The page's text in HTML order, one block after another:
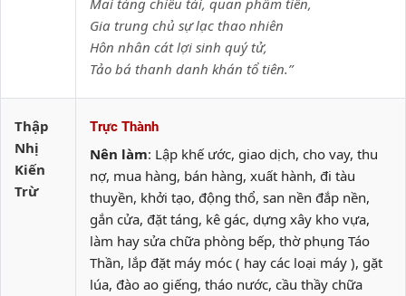
Mai táng chiêu tài, quan phẩm tiến,
Gia trung chủ sự lạc thao nhiên
Hôn nhân cát lợi sinh quý tử,
Tảo bá thanh danh khán tổ tiên.”
Thập
Nhị
Kiến
Trừ
Trực Thành
Nên làm: Lập khế ước, giao dịch, cho vay, thu
nợ, mua hàng, bán hàng, xuất hành, đi tàu
thuyền, khởi tạo, động thổ, san nền đắp nền,
gắn cửa, đặt táng, kê gác, dựng xây kho vựa,
làm hay sửa chữa phòng bếp, thờ phụng Táo
Thần, lắp đặt máy móc ( hay các loại máy ), gặt
lúa, đào ao giếng, tháo nước, cầu thầy chữa